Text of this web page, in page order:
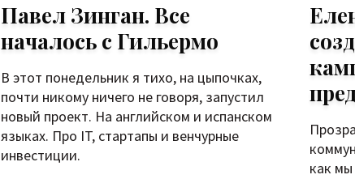
Павел Зинган. Все
началось с Гильермо
В этот понедельник я тихо, на цыпочках,
почти никому ничего не говоря, запустил
новый проект. На английском и испанском
языках. Про IT, стартапы и венчурные
инвестиции.
как